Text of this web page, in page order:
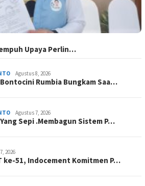
Upaya Perlin…
Agustus 8, 2026
Rumbia Bungkam Saa…
Agustus 7, 2026
Sepi .Membagun Sistem P…
2026
ke-51, Indocement Komitmen P…